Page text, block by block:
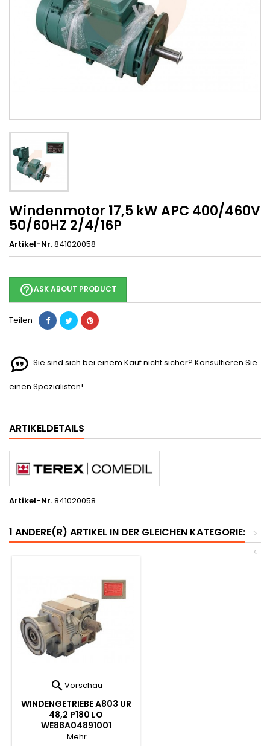
Windenmotor 17,5 kW APC 400/460V
50/60HZ 2/4/16P
Artikel-Nr.841020058
help_outlineASK ABOUT PRODUCT
Teilen
Sie sind sich bei einem Kauf nicht sicher? Konsultieren Sie
einen Spezialisten!
ARTIKELDETAILS
Artikel-Nr.841020058
1 ANDERE(R) ARTIKEL IN DER GLEICHEN KATEGORIE:
>
<
Vorschau
WINDENGETRIEBE A803 UR
48,2 P180 LO
WE88A04891001
Mehr